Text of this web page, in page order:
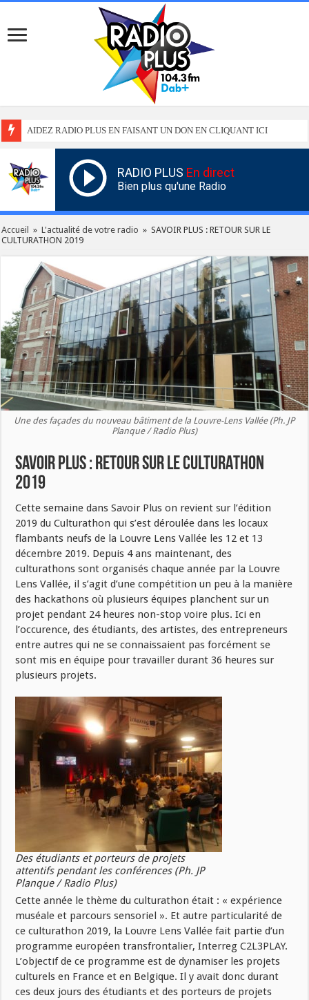
AIDEZ RADIO PLUS EN FAISANT UN DON EN CLIQUANT ICI
RADIO PLUS En direct
Bien plus qu'une Radio
Accueil » L'actualité de votre radio » SAVOIR PLUS : RETOUR SUR LE
CULTURATHON 2019
Une des façades du nouveau bâtiment de la Louvre-Lens Vallée (Ph. JP
Planque / Radio Plus)
SAVOIR PLUS : RETOUR SUR LE CULTURATHON
2019
Cette semaine dans Savoir Plus on revient sur l’édition
2019 du Culturathon qui s’est déroulée dans les locaux
flambants neufs de la Louvre Lens Vallée les 12 et 13
décembre 2019. Depuis 4 ans maintenant, des
culturathons sont organisés chaque année par la Louvre
Lens Vallée, il s’agit d’une compétition un peu à la manière
des hackathons où plusieurs équipes planchent sur un
projet pendant 24 heures non-stop voire plus. Ici en
l’occurence, des étudiants, des artistes, des entrepreneurs
entre autres qui ne se connaissaient pas forcément se
sont mis en équipe pour travailler durant 36 heures sur
plusieurs projets.
Des étudiants et porteurs de projets
attentifs pendant les conférences (Ph. JP
Planque / Radio Plus)
Cette année le thème du culturathon était : « expérience
muséale et parcours sensoriel ». Et autre particularité de
ce culturathon 2019, la Louvre Lens Vallée fait partie d’un
programme européen transfrontalier, Interreg C2L3PLAY.
L’objectif de ce programme est de dynamiser les projets
culturels en France et en Belgique. Il y avait donc durant
ces deux jours des étudiants et des porteurs de projets